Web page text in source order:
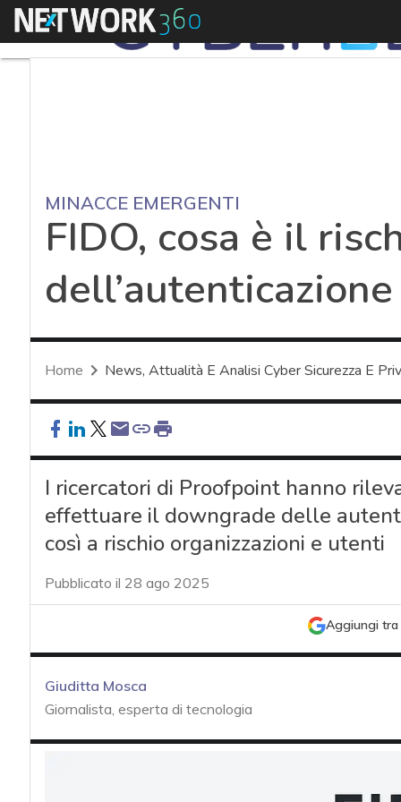
Menu
MINACCE EMERGENTI
FIDO, cosa è il
dell’autenticazione
Home News, Attualità E Analisi Cyber Sicurezza E
I ricercatori di Proofpoint hanno
effettuare il downgrade delle
così a rischio organizzazioni e utenti
Pubblicato il 28 ago 2025
Aggiungi tra
Giuditta Mosca
Giornalista, esperta di tecnologia